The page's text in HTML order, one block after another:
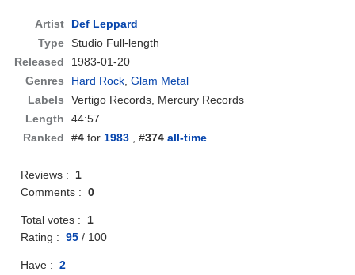
Artist
Def Leppard
Type Studio Full-length
Released
1983-01-20
Genres
Hard Rock,Glam Metal
Labels
Vertigo Records, Mercury Records
Length
44:57
Ranked
#4 for1983 , #374 all-time
Reviews :1
Comments :0
Total votes :1
Rating :95 / 100
Have :2